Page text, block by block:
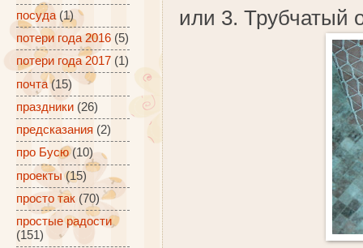
или 3. Трубчатый
посуда (1)
потери года 2016 (5)
потери года 2017 (1)
почта (15)
праздники (26)
предсказания (2)
про Бусю (10)
проекты (15)
просто так (70)
простые радости
(151)